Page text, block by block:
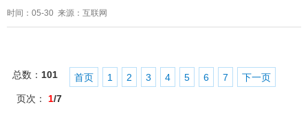
时间：05-30 来源：互联网
总数： 101 首页 1 2 3 4 5 6 7
下一页
页次： 1/7